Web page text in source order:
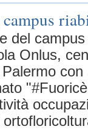
del
Onlus,
con